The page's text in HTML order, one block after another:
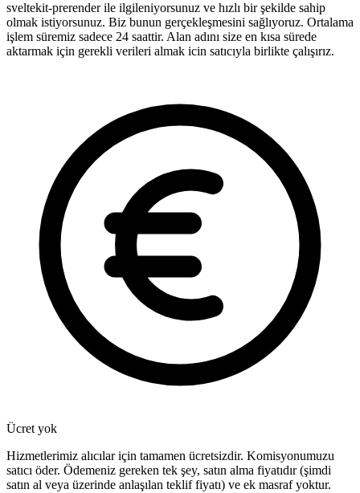
sveltekit-prerender ile ilgileniyorsunuz ve hızlı bir şekilde sahip
olmak istiyorsunuz. Biz bunun gerçekleşmesini sağlıyoruz. Ortalama
işlem süremiz sadece 24 saattir. Alan adını size en kısa sürede
aktarmak için gerekli verileri almak icin satıcıyla birlikte çalışırız.
Ücret yok
Hizmetlerimiz alıcılar için tamamen ücretsizdir. Komisyonumuzu
satıcı öder. Ödemeniz gereken tek şey, satın alma fiyatıdır (şimdi
satın al veya üzerinde anlaşılan teklif fiyatı) ve ek masraf yoktur.